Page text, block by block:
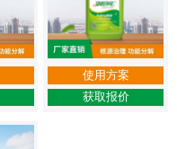
使用方案
获取报价